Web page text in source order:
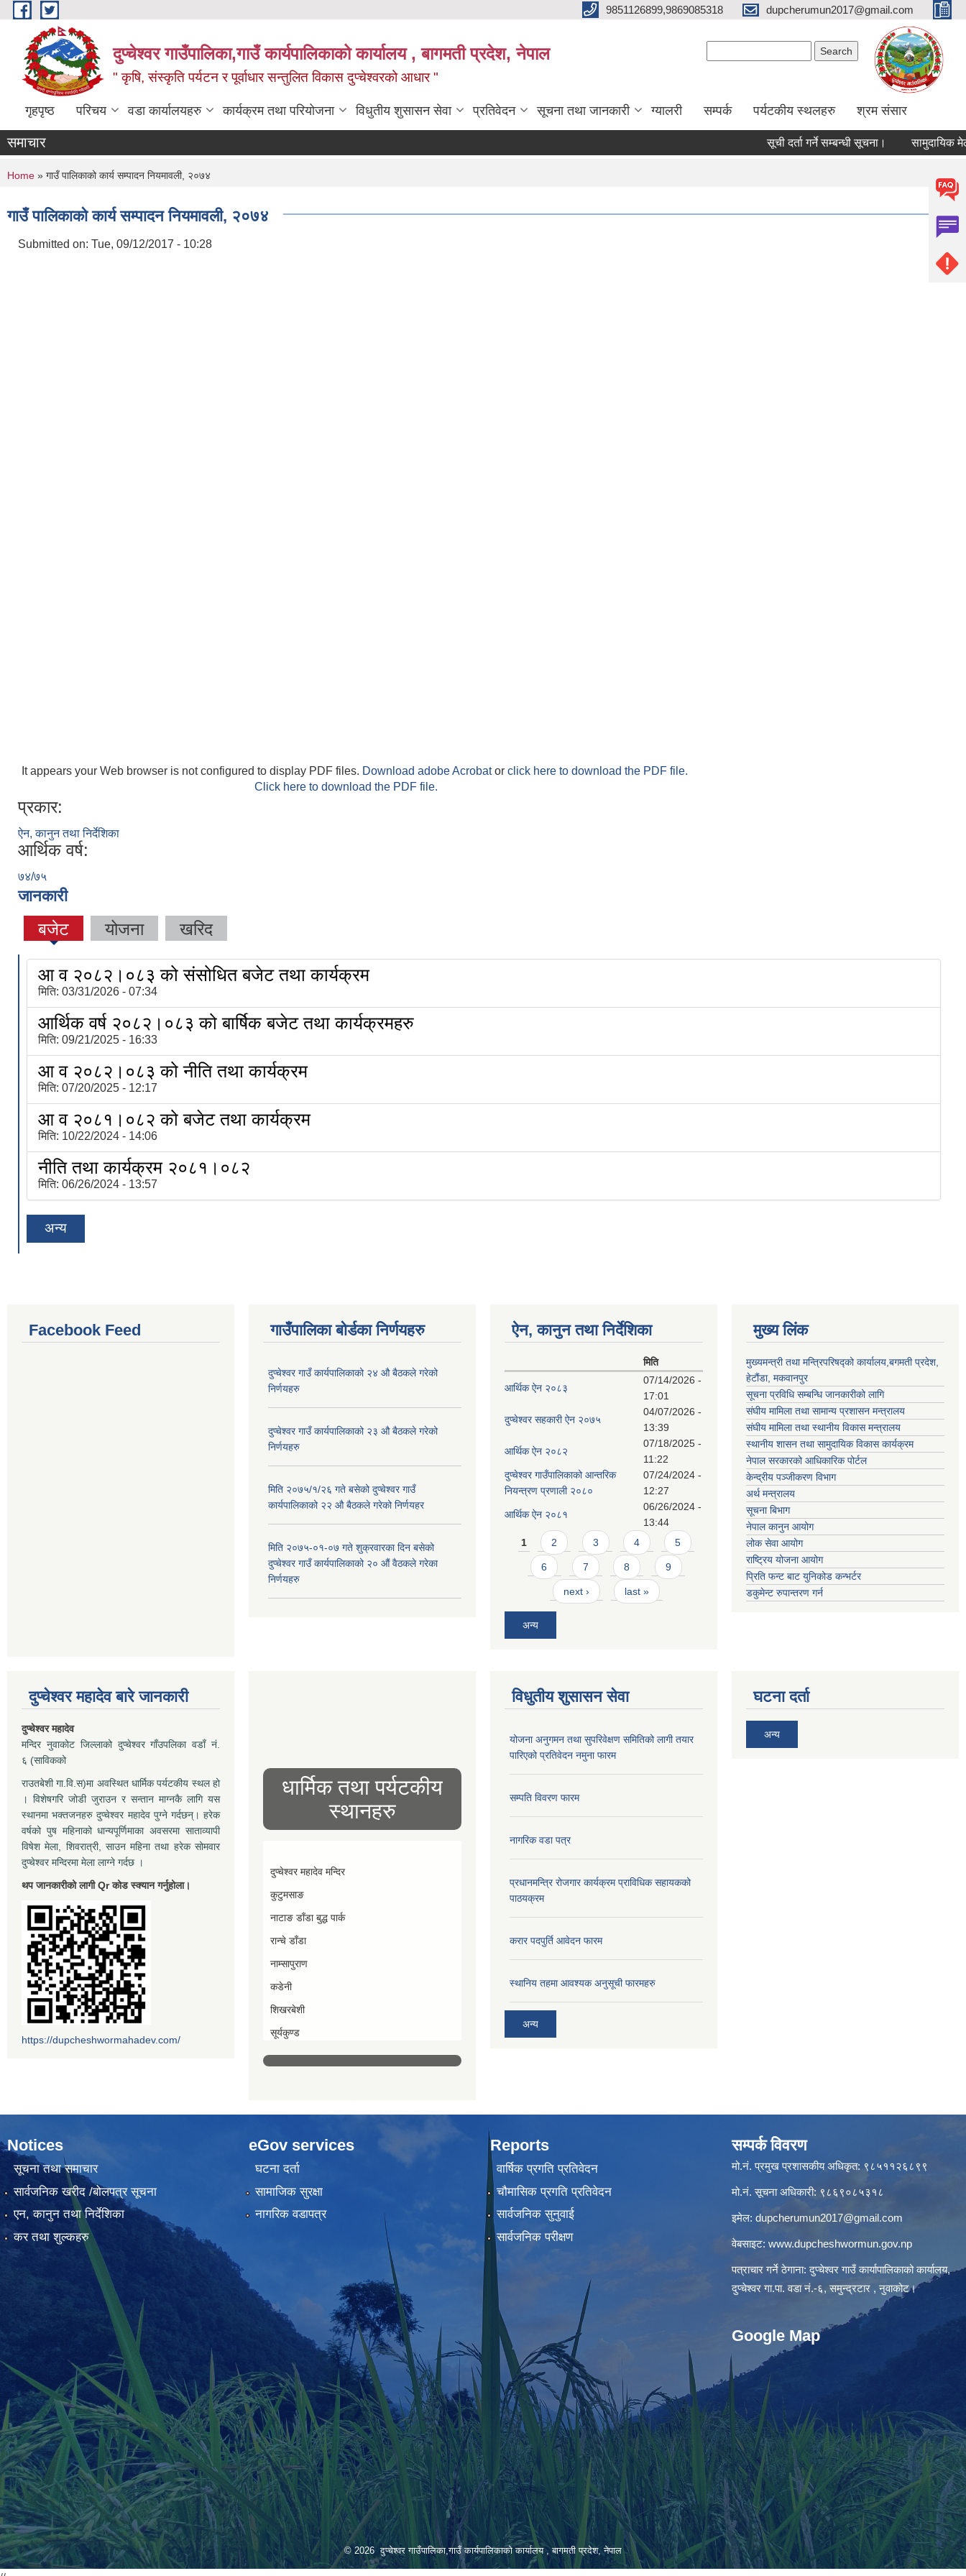
Skip to main content 9851126899,9869085318 dupcherumun2017@gmail.com
दुप्चेश्वर गाउँपालिका,गाउँ कार्यपालिकाको कार्यालय , बागमती प्रदेश, नेपाल
" कृषि, संस्कृति पर्यटन र पूर्वाधार सन्तुलित विकास दुप्चेश्वरको आधार "
गृहपृष्ठ परिचय वडा कार्यालयहरु कार्यक्रम तथा परियोजना विधुतीय शुसासन सेवा प्रतिवेदन सूचना तथा जानकारी ग्यालरी सम्पर्क पर्यटकीय स्थलहरु श्रम संसार
समाचार सूची दर्ता गर्ने सम्बन्धी सूचना। सामुदायिक
You are here
Home » गाउँ पालिकाको कार्य सम्पादन नियमावली, २०७४
गाउँ पालिकाको कार्य सम्पादन नियमावली, २०७४
Submitted on: Tue, 09/12/2017 - 10:28
It appears your Web browser is not configured to display PDF files. Download adobe Acrobator click here to download the PDF file.
Click here to download the PDF file.
प्रकार:
ऐन, कानुन तथा निर्देशिका
आर्थिक वर्ष:
७४/७५
जानकारी
बजेट योजना खरिद
आ व २०८२।०८३ को संसोधित बजेट तथा कार्यक्रम
मिति: 03/31/2026 - 07:34
आर्थिक वर्ष २०८२।०८३ को बार्षिक बजेट तथा कार्यक्रमहरु
मिति: 09/21/2025 - 16:33
आ व २०८२।०८३ को नीति तथा कार्यक्रम
मिति: 07/20/2025 - 12:17
आ व २०८१।०८२ को बजेट तथा कार्यक्रम
मिति: 10/22/2024 - 14:06
नीति तथा कार्यक्रम २०८१।०८२
मिति: 06/26/2024 - 13:57
अन्य
Facebook Feed गाउँपालिका बोर्डका निर्णयहरु
दुप्चेश्वर गाउँ कार्यपालिकाको २४ औ बैठकले गरेको
निर्णयहरु
दुप्चेश्वर गाउँ कार्यपालिकाको २३ औ बैठकले गरेको
निर्णयहरु
मिति २०७५/१/२६ गते बसेको दुप्चेश्वर गाउँ
कार्यपालिकाको २२ औ बैठकले गरेको निर्णयहर
मिति २०७५-०१-०७ गते शुक्रवारका दिन बसेको
दुप्चेश्वर गाउँ कार्यपालिकाको २० औं वैठकले गरेका
निर्णयहरु
ऐन, कानुन तथा निर्देशिका
मिति
आर्थिक ऐन २०८३
07/14/2026 -
17:01
दुप्चेश्वर सहकारी ऐन २०७५
04/07/2026 -
13:39
आर्थिक ऐन २०८२
07/18/2025 -
11:22
दुप्चेश्वर गाउँपालिकाको आन्तरिक
नियन्त्रण प्रणाली २०८०
07/24/2024 -
12:27
आर्थिक ऐन २०८१
06/26/2024 -
13:44
Pages
1 2 3 4 5
6 7 8 9
next › last »
अन्य
मुख्य लिंक
मुख्यमन्त्री तथा मन्त्रिपरिषद्को कार्यालय,बगमती प्रदेश,
हेटौंडा, मकवानपुर
सूचना प्रविधि सम्बन्धि जानकारीको लागि
संघीय मामिला तथा सामान्य प्रशासन मन्त्रालय
संघीय मामिला तथा स्थानीय विकास मन्त्रालय
स्थानीय शासन तथा सामुदायिक विकास कार्यक्रम
नेपाल सरकारको आधिकारिक पोर्टल
केन्द्रीय पञ्जीकरण विभाग
अर्थ मन्त्रालय
सूचना बिभाग
नेपाल कानुन आयोग
लोक सेवा आयोग
राष्ट्रिय योजना आयोग
प्रिति फन्ट बाट युनिकोड कन्भर्टर
डकुमेन्ट रुपान्तरण गर्न
दुप्चेश्वर महादेव बारे जानकारी
दुप्चेश्वर महादेव
मन्दिर नुवाकोट जिल्लाको दुप्चेश्वर गाँउपलिका वडाँ नं.
६ (साविकको
राउतबेशी गा.वि.स)मा अवस्थित धार्मिक पर्यटकीय स्थल हो
। विशेषगरि जोडी जुराउन र सन्तान माग्नकै लागि यस
स्थानमा भक्तजनहरु दुप्चेश्वर महादेव पुग्ने गर्दछन्। हरेक
वर्षको पुष महिनाको धान्यपूर्णिमाका अवसरमा साताव्यापी
विषेश मेला, शिवरात्री, साउन महिना तथा हरेक सोमवार
दुप्चेश्वर मन्दिरमा मेला लाग्ने गर्दछ ।
थप जानकारीको लागी Qr कोड स्क्यान गर्नुहोला।
https://dupcheshwormahadev.com/
धार्मिक तथा पर्यटकीय
स्थानहरु
दुप्चेश्वर महादेव मन्दिर
कुटुमसाङ
नाटाङ डाँडा बुद्ध पार्क
रान्चे डाँडा
नाम्सापुराण
कडेनी
शिखरबेशी
सूर्यकुण्ड
विधुतीय शुसासन सेवा
योजना अनुगमन तथा सुपरिवेक्षण समितिको लागी तयार
पारिएको प्रतिवेदन नमुना फारम
सम्पति विवरण फारम
नागरिक वडा पत्र
प्रधानमन्त्रि रोजगार कार्यक्रम प्राविधिक सहायकको
पाठयक्रम
करार पदपुर्ति आवेदन फारम
स्थानिय तहमा आवश्यक अनुसूची फारमहरु
अन्य
घटना दर्ता
अन्य
Notices
सूचना तथा समाचार
सार्वजनिक खरीद /बोलपत्र सूचना
एन, कानुन तथा निर्देशिका
कर तथा शुल्कहरु
eGov services
घटना दर्ता
सामाजिक सुरक्षा
नागरिक वडापत्र
Reports
वार्षिक प्रगति प्रतिवेदन
चौमासिक प्रगति प्रतिवेदन
सार्वजनिक सुनुवाई
सार्वजनिक परीक्षण
सम्पर्क विवरण
मो.नं. प्रमुख प्रशासकीय अधिकृत: ९८५११२६८९९
मो.नं. सूचना अधिकारी: ९८६९०८५३१८
इमेल: dupcherumun2017@gmail.com
वेबसाइट: www.dupcheshwormun.gov.np
पत्राचार गर्ने ठेगाना: दुप्चेश्वर गाउँ कार्यापालिकाको कार्यालय,
दुप्चेश्वर गा.पा. वडा नं.-६, समुन्द्रटार , नुवाकोट।
Google Map
© 2026 दुप्चेश्वर गाउँपालिका,गाउँ कार्यपालिकाको कार्यालय , बागमती प्रदेश, नेपाल